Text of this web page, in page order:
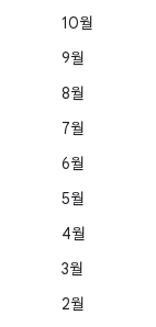
10월
9월
8월
7월
6월
5월
4월
3월
2월